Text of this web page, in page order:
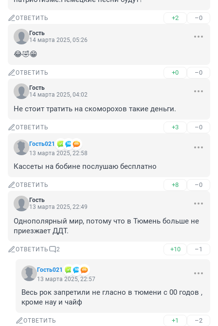
ОТВЕТИТЬ +2 –0
Гость
14 марта 2025, 05:26
😂🤣😁
ОТВЕТИТЬ +0 –0
Гость
14 марта 2025, 04:02
Не стоит тратить на скоморохов такие деньги.
ОТВЕТИТЬ +3 –0
Гость021
13 марта 2025, 22:58
Кассеты на бобине послушаю бесплатно
ОТВЕТИТЬ +8 –0
Гость
13 марта 2025, 22:49
Однополярный мир, потому что в Тюмень больше не
приезжает ДДТ.
ОТВЕТИТЬ 2 +10 –1
Гость021
13 марта 2025, 22:57
Весь рок запретили не гласно в тюмени с 00 годов ,
кроме нау и чайф
ОТВЕТИТЬ +1 –2